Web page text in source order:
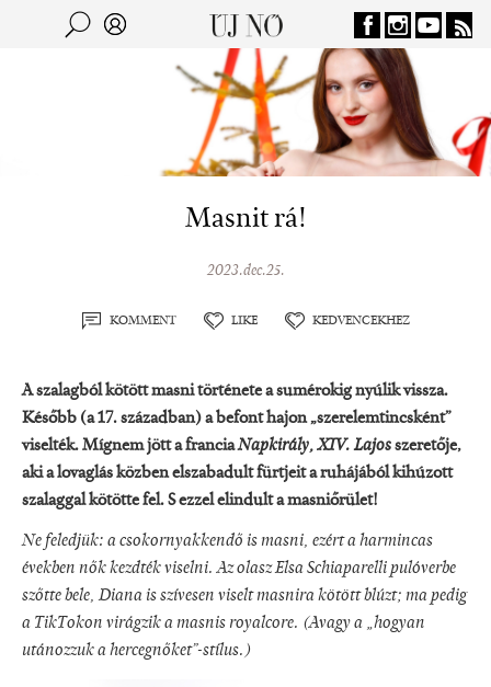
Jump to navigation
Masnit rá!
2023.dec.25.
KOMMENT LIKE KEDVENCEKHEZ
A szalagból kötött masni története a sumérokig nyúlik vissza.
Később (a 17. században) a befont hajon „szerelemtincsként”
viselték. Mígnem jött a franciaNapkirály, XIV. Lajosszeretője,
aki a lovaglás közben elszabadult fürtjeit a ruhájából kihúzott
szalaggal kötötte fel. S ezzel elindult a masniőrület!
Ne feledjük: a csokornyakkendő is masni, ezért a harmincas
években nők kezdték viselni. Az olasz Elsa Schiaparelli pulóverbe
szőtte bele, Diana is szívesen viselt masnira kötött blúzt; ma pedig
a TikTokon virágzik a masnis royalcore. (Avagy a „hogyan
utánozzuk a hercegnőket”-stílus.)